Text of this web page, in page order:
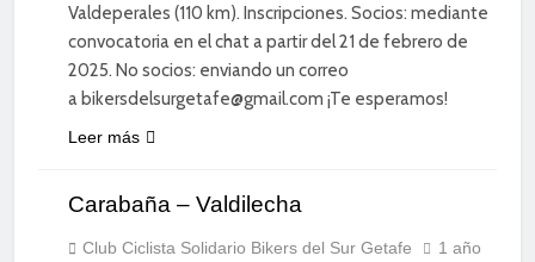
Valdeperales (110 km). Inscripciones. Socios: mediante
convocatoria en el chat a partir del 21 de febrero de
2025. No socios: enviando un correo
a bikersdelsurgetafe@gmail.com ¡Te esperamos!
Leer más
CICLISMO
DEPORTE
DIVERSIÓN
Carabaña – Valdilecha
Club Ciclista Solidario Bikers del Sur Getafe
1 año